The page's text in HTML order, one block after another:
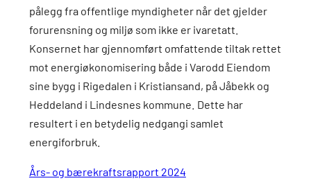
pålegg fra offentlige myndigheter når det gjelder
forurensning og miljø som ikke er ivaretatt.
Konsernet har gjennomført omfattende tiltak rettet
mot energiøkonomisering både i Varodd Eiendom
sine bygg i Rigedalen i Kristiansand, på Jåbekk og
Heddeland i Lindesnes kommune. Dette har
resultert i en betydelig nedgangi samlet
energiforbruk.
Års- og bærekraftsrapport 2024